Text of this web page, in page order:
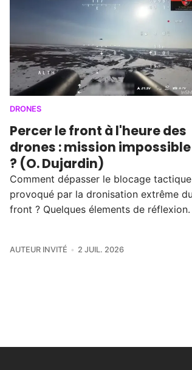
DRONES
Percer le front à l'heure des
drones : mission impossible
? (O. Dujardin)
Comment dépasser le blocage tactique
provoqué par la dronisation extrême du
front ? Quelques élements de réflexion.
AUTEUR INVITÉ 2 JUIL. 2026